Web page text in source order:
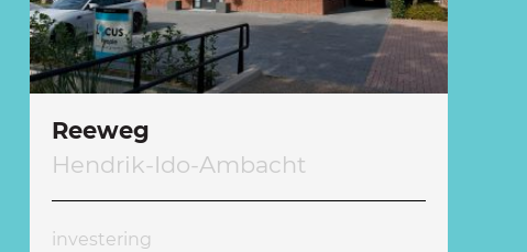
Reeweg
Hendrik-Ido-Ambacht
investering